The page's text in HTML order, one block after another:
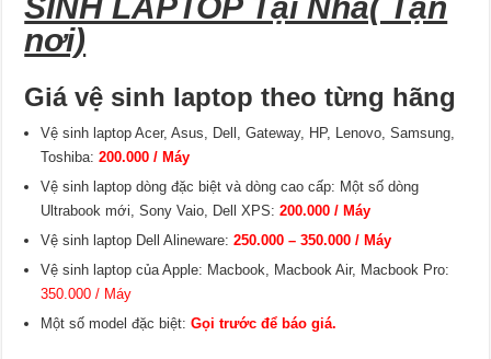
nơi)
Giá vệ sinh laptop theo từng hãng
Vệ sinh laptop Acer, Asus, Dell, Gateway, HP, Lenovo, Samsung,
Toshiba:200.000 / Máy
Vệ sinh laptop dòng đặc biệt và dòng cao cấp: Một số dòng
Ultrabook mới, Sony Vaio, Dell XPS:200.000 / Máy
Vệ sinh laptop Dell Alineware:250.000 – 350.000 / Máy
Vệ sinh laptop của Apple: Macbook, Macbook Air, Macbook Pro:
350.000 / Máy
Một số model đặc biệt:Gọi trước để báo giá.